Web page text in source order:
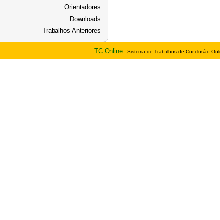
Orientadores
Downloads
Trabalhos Anteriores
TC Online - Sistema de Trabalhos de Conclusão